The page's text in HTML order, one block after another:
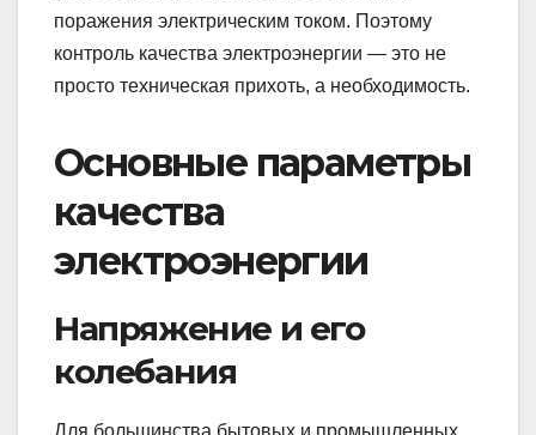
поражения электрическим током. Поэтому
контроль качества электроэнергии — это не
просто техническая прихоть, а необходимость.
Основные параметры
качества
электроэнергии
Напряжение и его
колебания
Для большинства бытовых и промышленных